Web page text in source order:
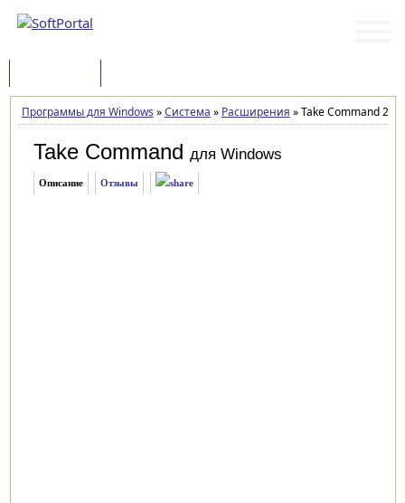
Программы для Windows »Система » Расширения »Take Command
Take Command для Windows
Описание Отзывы